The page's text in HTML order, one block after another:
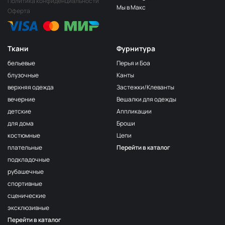
Индиго
ВР193
Серо-лиловый
ВР197
Светлый серобеж
ВР198
Синий
ВР199
ВР195
ВР200
Аквамарин
ВР201
ВР202
Изумруд
Индиго
Хаки
Телесный
Ткани
бельевые
блузочные
верхняя одежда
вечерние
детские
для дома
костюмные
плательные
подкладочные
рубашечные
спортивные
сценические
эксклюзивные
Перейти в каталог
Фурнитура
Перья и Боа
Канты
Застежки/Клеванты
Вешалки для одежды
Аппликации
Броши
Цепи
Перейти в каталог
Оферта
Мы в Макс